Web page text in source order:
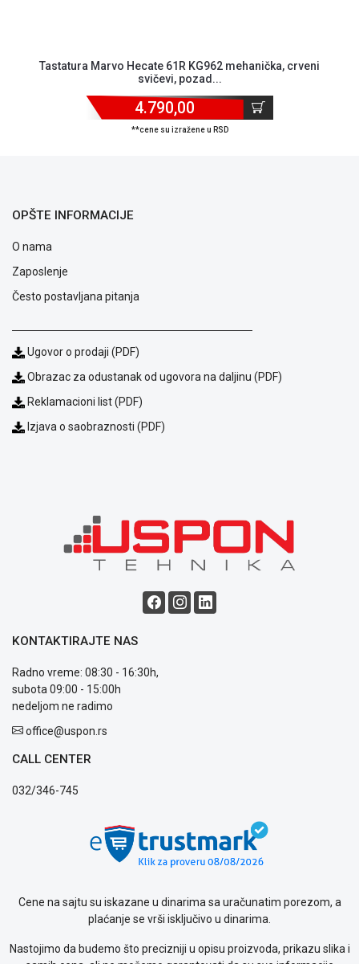
Blog
plaćanja
Podrška
Opšti
poslovanja
Saobraznost
reklamacije
Kontakt
KREDIT
Tastatura Marvo Hecate 61R KG962 mehanička, crveni
svičevi, pozad...
4.790,00
**cene su izražene u RSD
OPŠTE INFORMACIJE
O nama
Zaposlenje
Često postavljana pitanja
Ugovor o prodaji (PDF)
Obrazac za odustanak od ugovora na daljinu (PDF)
Reklamacioni list (PDF)
Izjava o saobraznosti (PDF)
KONTAKTIRAJTE NAS
Radno vreme: 08:30 - 16:30h,
subota 09:00 - 15:00h
nedeljom ne radimo
office@uspon.rs
CALL CENTER
032/346-745
Cene na sajtu su iskazane u dinarima sa uračunatim porezom, a
plaćanje se vrši isključivo u dinarima.
Nastojimo da budemo što precizniji u opisu proizvoda, prikazu slika i